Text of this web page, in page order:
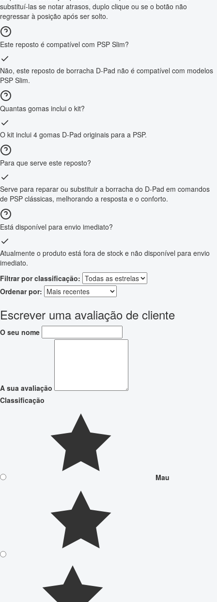
substituí-las se notar atrasos, duplo clique ou se o botão não
regressar à posição após ser solto.
Este reposto é compatível com PSP Slim?
Não, este reposto de borracha D-Pad não é compatível com modelos
PSP Slim.
Quantas gomas inclui o kit?
O kit inclui 4 gomas D-Pad originais para a PSP.
Para que serve este reposto?
Serve para reparar ou substituir a borracha do D-Pad em comandos
de PSP clássicas, melhorando a resposta e o conforto.
Está disponível para envio imediato?
Atualmente o produto está fora de stock e não disponível para envio
imediato.
Filtrar por classificação:
Ordenar por:
Escrever uma avaliação de cliente
O seu nome
A sua avaliação
Classificação
Mau